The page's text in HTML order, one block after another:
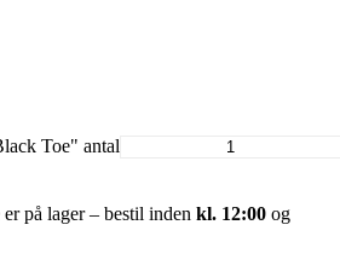
Toe" antal
på lager – bestil inden kl. 12:00 og